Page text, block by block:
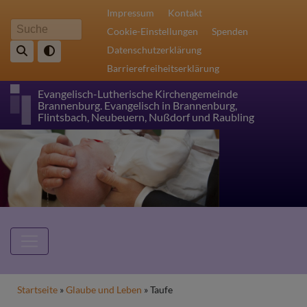
zum
Inhalt
Suche
Fußbereichsmenü
Impressum
Kontakt
Cookie-Einstellungen
Spenden
Datenschutzerklärung
Barrierefreiheitserklärung
Evangelisch-Lutherische Kirchengemeinde
Brannenburg. Evangelisch in Brannenburg,
Flintsbach, Neubeuern, Nußdorf und Raubling
Breadcrumb
Startseite Glaube und Leben Taufe